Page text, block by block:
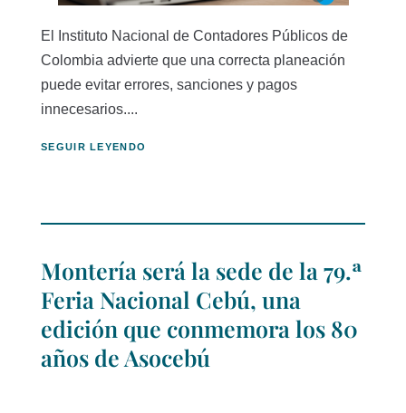
El Instituto Nacional de Contadores Públicos de
Colombia advierte que una correcta planeación
puede evitar errores, sanciones y pagos
innecesarios....
SEGUIR LEYENDO
Montería será la sede de la 79.ª
Feria Nacional Cebú, una
edición que conmemora los 80
años de Asocebú